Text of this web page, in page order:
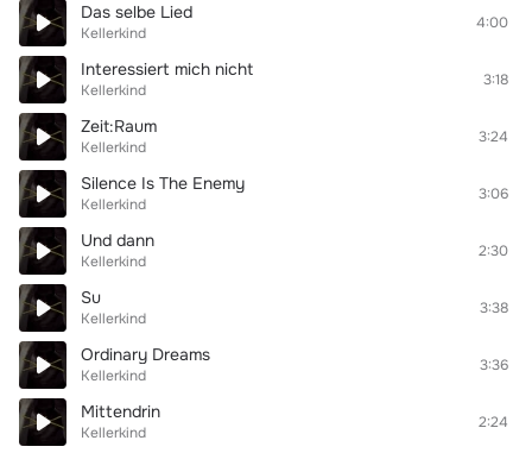
Das selbe Lied
Kellerkind
4:00
Interessiert mich nicht
Kellerkind
3:18
Zeit:Raum
Kellerkind
3:24
Silence Is The Enemy
Kellerkind
3:06
Und dann
Kellerkind
2:30
Su
Kellerkind
3:38
Ordinary Dreams
Kellerkind
3:36
Mittendrin
Kellerkind
2:24